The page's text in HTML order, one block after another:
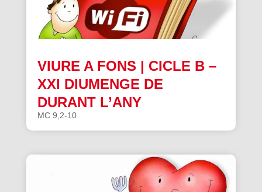
VIURE A FONS | CICLE B –
XXI DIUMENGE DE
DURANT L’ANY
MC 9,2-10